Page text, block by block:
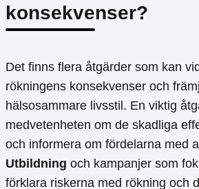
konsekvenser?
Det finns flera åtgärder som kan
rökningens konsekvenser och
hälsosammare livsstil. En viktig
medvetenheten om de skadliga
och informera om fördelarna med
Utbildning och kampanjer som
förklara riskerna med rökning och